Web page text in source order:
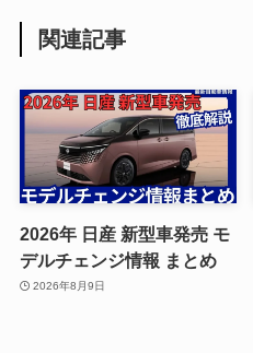
関連記事
2026年 日産 新型車発売 モ
デルチェンジ情報 まとめ
2026年8月9日